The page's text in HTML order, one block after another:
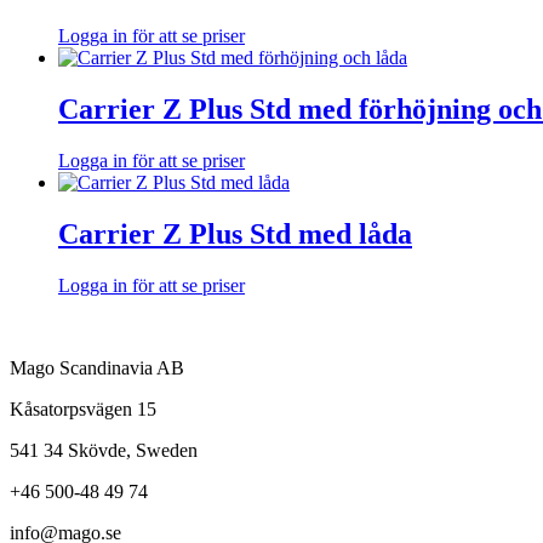
Logga in för att se priser
Carrier Z Plus Std med förhöjning
Logga in för att se priser
Carrier Z Plus Std med låda
Logga in för att se priser
Mago Scandinavia AB
Kåsatorpsvägen 15
541 34 Skövde, Sweden
+46 500-48 49 74
info@mago.se